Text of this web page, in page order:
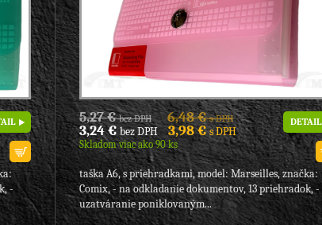
-
5,27 €bez DPH 6,48 €s DPH
3,24 €bez DPH 3,98 €s DPH
Skladom viac ako 90 ks
DETAIL
taška A6, s priehradkami, model: Marseilles, značka:
Comix, - na odkladanie dokumentov, 13 priehradok, -
uzatváranie poniklovaným...